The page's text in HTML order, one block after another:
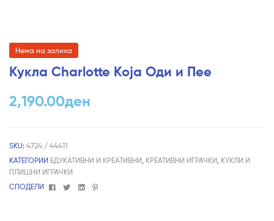
Нема на залиха
Кукла Charlotte Која Оди и Пее
2,190.00ден
SKU: 4724 / 44411
КАТЕГОРИИ ЕДУКАТИВНИ И КРЕАТИВНИ КРЕАТИВНИ ИГРАЧКИ КУКЛИ И
ПЛИШНИ ИГРАЧКИ
СПОДЕЛИ
FacebookTwitterLinkedin
Pinterest